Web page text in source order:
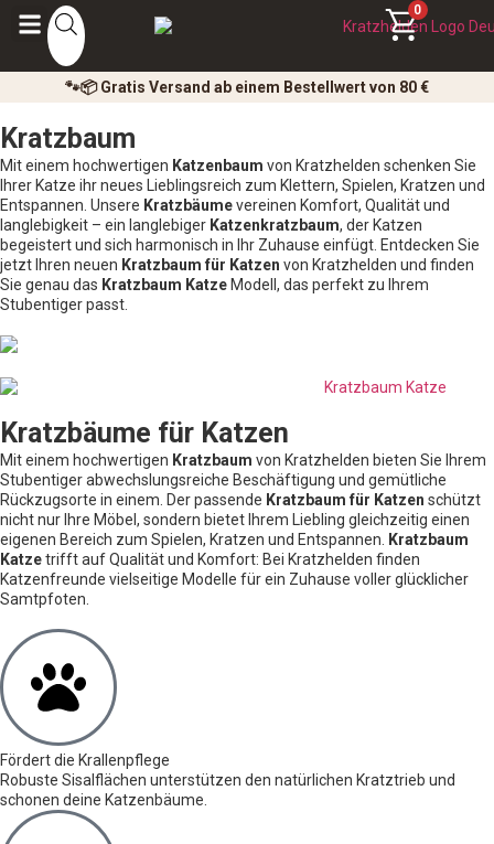
0
🐾📦 Gratis Versand ab einem Bestellwert von 80 €
Kratzbaum
Mit einem hochwertigen Katzenbaum von Kratzhelden schenken Sie
Ihrer Katze ihr neues Lieblingsreich zum Klettern, Spielen, Kratzen und
Entspannen. Unsere Kratzbäumevereinen Komfort, Qualität und
langlebigkeit – ein langlebiger Katzenkratzbaum, der Katzen
begeistert und sich harmonisch in Ihr Zuhause einfügt. Entdecken Sie
jetzt Ihren neuen Kratzbaum für Katzen von Kratzhelden und finden
Sie genau das Kratzbaum Katze Modell, das perfekt zu Ihrem
Stubentiger passt.
Kratzbäume für Katzen
Mit einem hochwertigen Kratzbaum von Kratzhelden bieten Sie Ihrem
Stubentiger abwechslungsreiche Beschäftigung und gemütliche
Rückzugsorte in einem. Der passende Kratzbaum für Katzen schützt
nicht nur Ihre Möbel, sondern bietet Ihrem Liebling gleichzeitig einen
eigenen Bereich zum Spielen, Kratzen und Entspannen. Kratzbaum
Katzetrifft auf Qualität und Komfort: Bei Kratzhelden finden
Katzenfreunde vielseitige Modelle für ein Zuhause voller glücklicher
Samtpfoten.
Fördert die Krallenpflege
Robuste Sisalflächen unterstützen den natürlichen Kratztrieb und
schonen deine Katzenbäume.